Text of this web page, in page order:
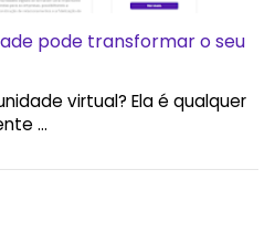
pode transformar o seu
virtual? Ela é qualquer
…